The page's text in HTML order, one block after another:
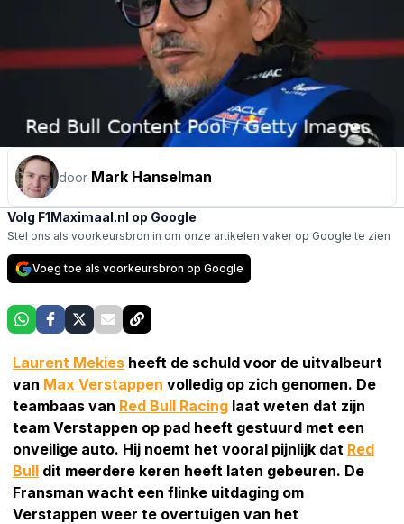
door Mark Hanselman
Volg F1Maximaal.nl op Google
Stel ons als voorkeursbron in om onze artikelen vaker op Google te zien
Voeg toe als voorkeursbron op Google
Laurent Mekies heeft de schuld voor de uitvalbeurt
van Max Verstappen volledig op zich genomen. De
teambaas van Red Bull Racing laat weten dat zijn
team Verstappen op pad heeft gestuurd met een
onveilige auto. Hij noemt het vooral pijnlijk dat Red
Bull dit meerdere keren heeft laten gebeuren. De
Fransman wacht een flinke uitdaging om
Verstappen weer te overtuigen van het